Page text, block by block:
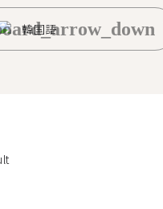
韓国語